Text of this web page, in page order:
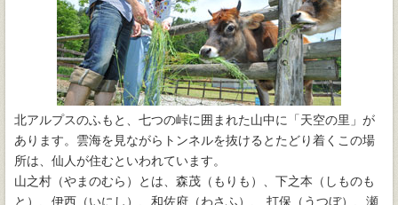
北アルプスのふもと、七つの峠に囲まれた山中に「天空の里」が
あります。雲海を見ながらトンネルを抜けるとたどり着くこの場
所は、仙人が住むといわれています。
山之村（やまのむら）とは、森茂（もりも）、下之本（しものも
と）、伊西（いにし）、和佐府（わさふ）、 打保（うつぼ）、瀬